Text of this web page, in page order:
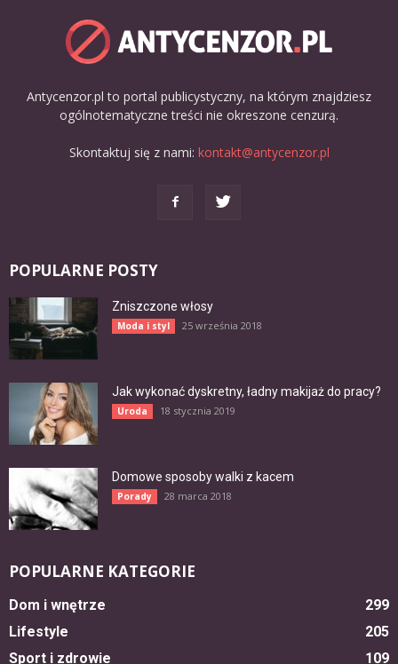
Antycenzor.pl to portal publicystyczny, na którym znajdziesz
ogólnotematyczne treści nie okreszone cenzurą.
Skontaktuj się z nami: kontakt@antycenzor.pl
POPULARNE POSTY
Zniszczone włosy
Moda i styl 25 września 2018
Jak wykonać dyskretny, ładny makijaż do pracy?
Uroda 18 stycznia 2019
Domowe sposoby walki z kacem
Porady 28 marca 2018
POPULARNE KATEGORIE
Dom i wnętrze
299
Lifestyle
205
Sport i zdrowie
109